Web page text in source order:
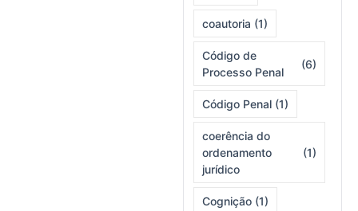
coautoria (1)
Código de
Processo Penal
(6)
Código Penal (1)
coerência do
ordenamento
jurídico
(1)
Cognição (1)